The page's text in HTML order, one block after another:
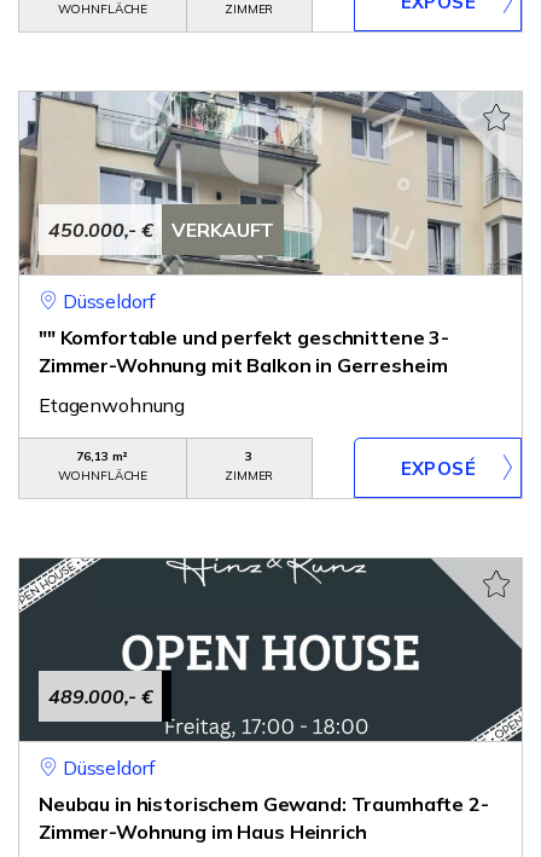
WOHNFLÄCHE
ZIMMER
450.000,- € VERKAUFT
Düsseldorf
"" Komfortable und perfekt geschnittene 3-
Zimmer-Wohnung mit Balkon in Gerresheim
Etagenwohnung
76,13 m²
WOHNFLÄCHE
3
ZIMMER
489.000,- €
Düsseldorf
Neubau in historischem Gewand: Traumhafte 2-
Zimmer-Wohnung im Haus Heinrich